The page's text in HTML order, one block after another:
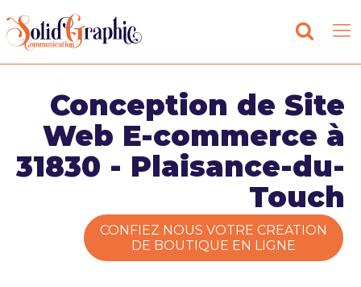
Conception de Site
Web E-commerce à
31830 - Plaisance-du-
Touch
CONFIEZ NOUS VOTRE CREATION
DE BOUTIQUE EN LIGNE